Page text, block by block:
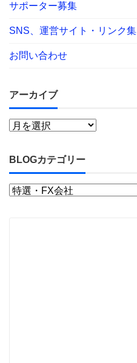
サポーター募集
SNS、運営サイト・リンク集
お問い合わせ
アーカイブ
BLOGカテゴリー